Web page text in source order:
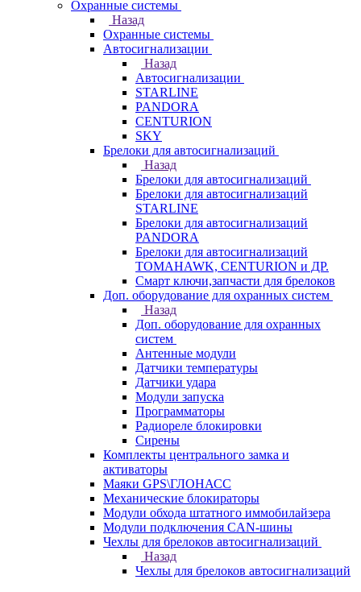
Охранные системы
Назад
Охранные системы
Автосигнализации
Назад
Автосигнализации
STARLINE
PANDORA
CENTURION
SKY
Брелоки для автосигнализаций
Назад
Брелоки для автосигнализаций
Брелоки для автосигнализаций
STARLINE
Брелоки для автосигнализаций
PANDORA
Брелоки для автосигнализаций
TOMAHAWK, CENTURION и ДР.
Смарт ключи,запчасти для брелоков
Доп. оборудование для охранных систем
Назад
Доп. оборудование для охранных
систем
Антенные модули
Датчики температуры
Датчики удара
Модули запуска
Программаторы
Радиореле блокировки
Сирены
Комплекты центрального замка и
активаторы
Маяки GPS\ГЛОНАСС
Механические блокираторы
Модули обхода штатного иммобилайзера
Модули подключения CAN-шины
Чехлы для брелоков автосигнализаций
Назад
Чехлы для брелоков автосигнализаций